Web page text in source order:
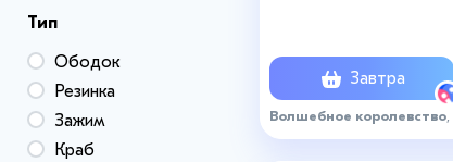
Тип
Ободок
Резинка
Зажим
Краб
Завтра
Волшебное королевство
8209540